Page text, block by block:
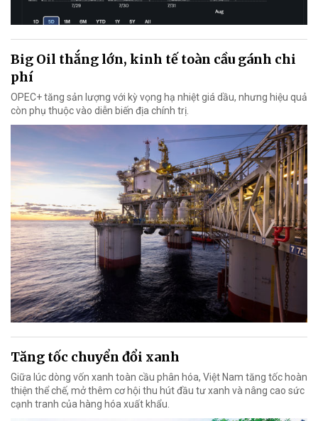
Big Oil thắng lớn, kinh tế toàn cầu gánh chi
phí
OPEC+ tăng sản lượng với kỳ vọng hạ nhiệt giá dầu, nhưng hiệu quả
còn phụ thuộc vào diễn biến địa chính trị.
Tăng tốc chuyển đổi xanh
Giữa lúc dòng vốn xanh toàn cầu phân hóa, Việt Nam tăng tốc hoàn
thiện thể chế, mở thêm cơ hội thu hút đầu tư xanh và nâng cao sức
cạnh tranh của hàng hóa xuất khẩu.